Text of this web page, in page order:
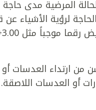
المرضية مدى حاجة
لرؤية الأشياء
من ارتداء العدسات أو
أو العدسات